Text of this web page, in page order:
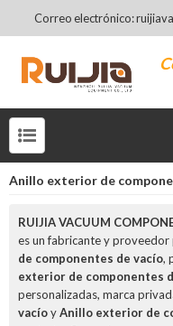
Correo electrónico:
Anillo exterior de
RUIJIA VACUUM
es un fabricante y proveedor
de componentes de vacío,
exterior de componentes
personalizadas, marca
vacíoyAnillo exterior de